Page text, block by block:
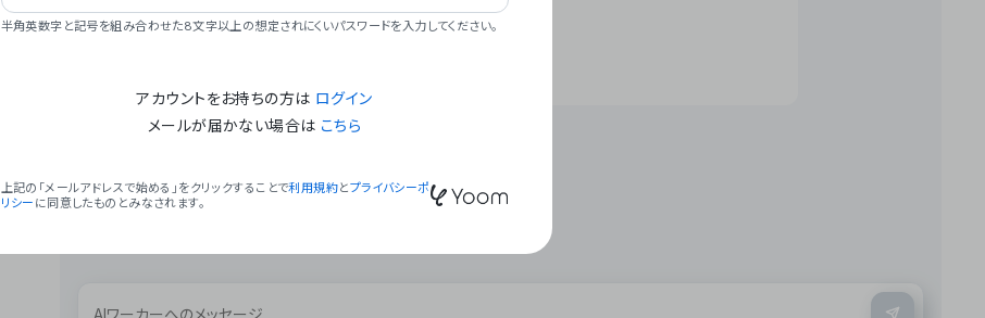
### 会社概要
半角英数字と記号を組み合わせた8文字以上の想定されにくいパスワードを入力してください。
アカウントをお持ちの方は ログイン
メールが届かない場合は こちら
上記の「メールアドレスで始める」をクリックすることで利用規約とプライバシーポ
リシー に同意したものとみなされます。